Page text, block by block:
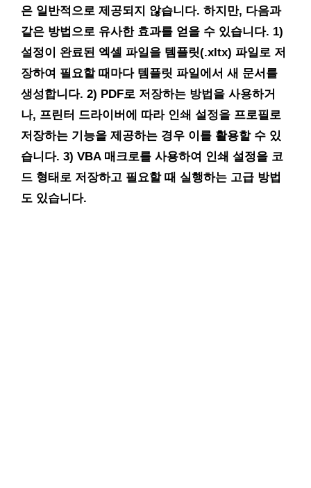
은 일반적으로 제공되지 않습니다. 하지만, 다음과
같은 방법으로 유사한 효과를 얻을 수 있습니다. 1)
설정이 완료된 엑셀 파일을 템플릿(.xltx) 파일로 저
장하여 필요할 때마다 템플릿 파일에서 새 문서를
생성합니다. 2) PDF로 저장하는 방법을 사용하거
나, 프린터 드라이버에 따라 인쇄 설정을 프로필로
저장하는 기능을 제공하는 경우 이를 활용할 수 있
습니다. 3) VBA 매크로를 사용하여 인쇄 설정을 코
드 형태로 저장하고 필요할 때 실행하는 고급 방법
도 있습니다.